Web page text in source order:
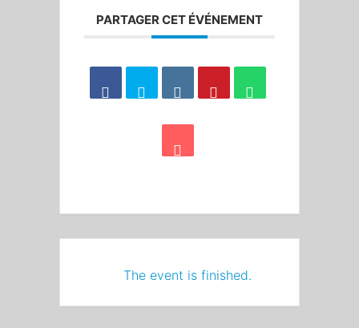
PARTAGER CET ÉVÉNEMENT
The event is finished.